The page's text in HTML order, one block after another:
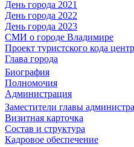
День города 2021
День города 2022
День города 2023
СМИ о городе Владимире
Проект туристского кода
Глава города
Биография
Полномочия
Администрация
Заместители главы
Визитная карточка
Состав и структура
Кадровое обеспечение